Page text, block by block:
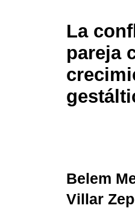
La
pareja
Belem
Villar